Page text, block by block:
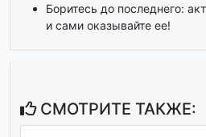
Боритесь до последнего:
и сами оказывайте ее!
СМОТРИТЕ ТАКЖЕ: